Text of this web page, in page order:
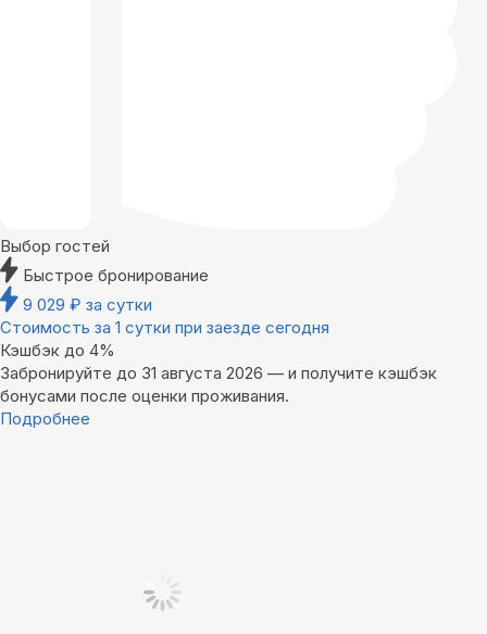
Выбор гостей
Быстрое бронирование
9 029 ₽ за сутки
Стоимость за 1 сутки при заезде сегодня
Кэшбэк до 4%
Забронируйте до 31 августа 2026 — и получите кэшбэк
бонусами после оценки проживания.
Подробнее